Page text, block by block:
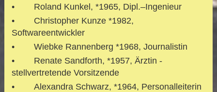
• Roland Kunkel, *1965, Dipl.–Ingenieur
• Christopher Kunze *1982,
Softwareentwickler
• Wiebke Rannenberg *1968, Journalistin
• Renate Sandforth, *1957, Ärztin -
stellvertretende Vorsitzende
• Alexandra Schwarz, *1964, Personalleiterin